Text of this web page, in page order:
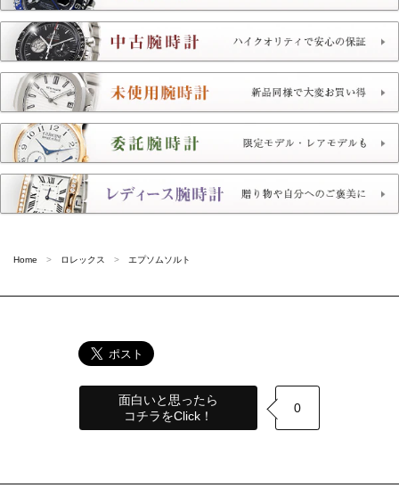
Home ロレックス エプソムソルト
面白いと思ったら
コチラをClick！
0